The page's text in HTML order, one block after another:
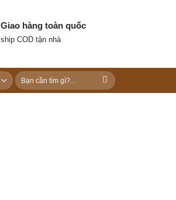
Giao hàng toàn quốc
ship COD tận nhà
Tìm
kiếm: